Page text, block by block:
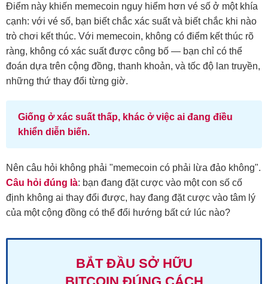
Điểm này khiến memecoin nguy hiểm hơn vé số ở một khía
cạnh: với vé số, bạn biết chắc xác suất và biết chắc khi nào
trò chơi kết thúc. Với memecoin, không có điểm kết thúc rõ
ràng, không có xác suất được công bố — bạn chỉ có thể
đoán dựa trên cộng đồng, thanh khoản, và tốc độ lan truyền,
những thứ thay đổi từng giờ.
Giống ở xác suất thấp, khác ở việc ai đang điều
khiển diễn biến.
Nên câu hỏi không phải "memecoin có phải lừa đảo không".
Câu hỏi đúng là: bạn đang đặt cược vào một con số cố
định không ai thay đổi được, hay đang đặt cược vào tâm lý
của một cộng đồng có thể đổi hướng bất cứ lúc nào?
BẮT ĐẦU SỞ HỮU